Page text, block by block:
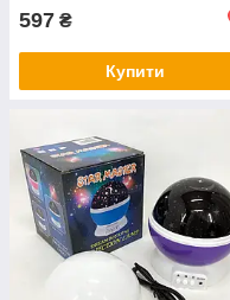
597 ₴
Купити